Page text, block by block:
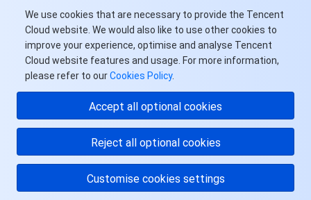
We use cookies that are necessary to provide the Tencent
Cloud website. We would also like to use other cookies to
improve your experience, optimise and analyse Tencent
Cloud website features and usage. For more information,
please refer to ourCookies Policy.
Accept all optional cookies
Reject all optional cookies
Customise cookies settings